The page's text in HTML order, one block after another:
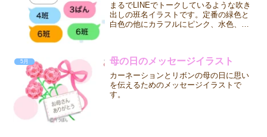
まるでLINEでトークしているような吹き
出しの班名イラストです。定番の緑色と
白色の他にカラフルにピンク、水色、オ
5月 母の日のメッセージイラスト
カーネーションとリボンの母の日に思い
を伝えるためのメッセージイラストで
す。